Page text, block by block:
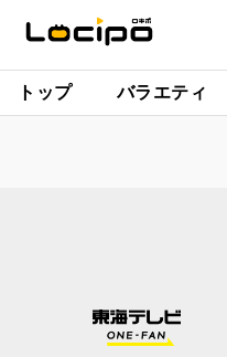
トップ バラエティ